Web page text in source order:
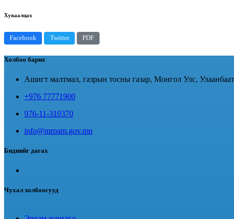
Хуваалцах
Facebook Twitter PDF
Холбоо барих
Ашигт малтмал, газрын тосны газар, Монгол Улс,
+976 77771900
976-11-310370
info@mrpam.gov.mn
Биднийг дагах
Чухал холбоосууд